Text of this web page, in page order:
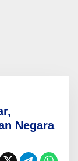
Negara